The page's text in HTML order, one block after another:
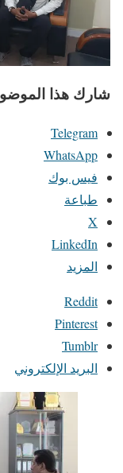
شارك هذا
Telegram
WhatsApp
فيس بوك
طباعة
X
LinkedIn
المزيد
Reddit
Pinterest
Tumblr
البريد الإلكتروني